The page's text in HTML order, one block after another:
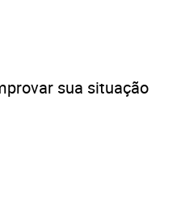
sua situação